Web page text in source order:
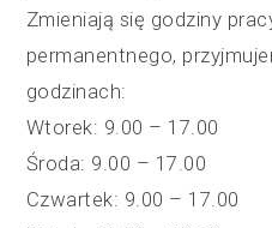
Zmieniają się godziny
permanentnego,
godzinach:
Wtorek: 9.00 – 17.00
Środa: 9.00 – 17.00
Czwartek: 9.00 – 17.00